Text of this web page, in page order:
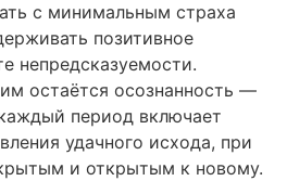
с минимальным страха
позитивное
непредсказуемости.
остаётся осознанность —
период включает
удачного исхода, при
и открытым к новому.